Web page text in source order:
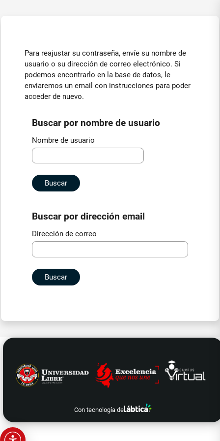
Para reajustar su contraseña, envíe su nombre de
usuario o su dirección de correo electrónico. Si
podemos encontrarlo en la base de datos, le
enviaremos un email con instrucciones para poder
acceder de nuevo.
Buscar por nombre de usuario
Nombre de usuario
Buscar por dirección email
Dirección de correo
Con tecnología de